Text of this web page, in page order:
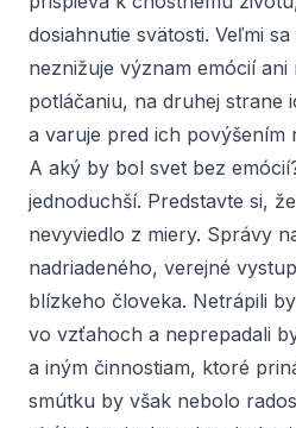
dosiahnutie svätosti. Veľmi
neznižuje význam emócií ani
potláčaniu, na druhej strane
a varuje pred ich povýšením
A aký by bol svet bez
jednoduchší. Predstavte si,
nevyviedlo z miery. Správy
nadriadeného, verejné
blízkeho človeka. Netrápili
vo vzťahoch a neprepadali
a iným činnostiam, ktoré
smútku by však nebolo